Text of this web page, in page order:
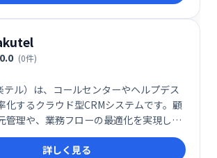
0.0 (0件)
ル）は、コールセンターやヘルプデス
化するクラウド型CRMシステムです。顧
管理や、業務フローの最適化を実現し、
上とオペレーターの生産性向上に貢献し
詳しく見る